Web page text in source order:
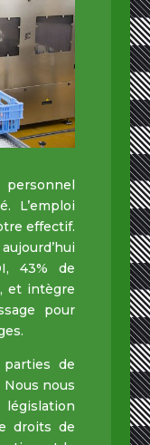
L’emploi
effectif.
43% de
et intègre
pour
parties de
Nous nous
droits de